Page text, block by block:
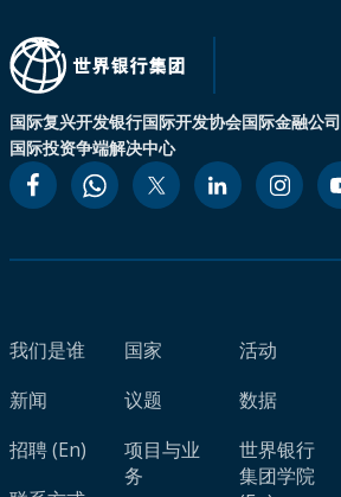
国际复兴开发银行国际开发协会国际金融公司
国际投资争端解决中心
我们是谁
新闻
招聘 (En)
国家
议题
项目与业
务
活动
数据
世界银行
集团学院